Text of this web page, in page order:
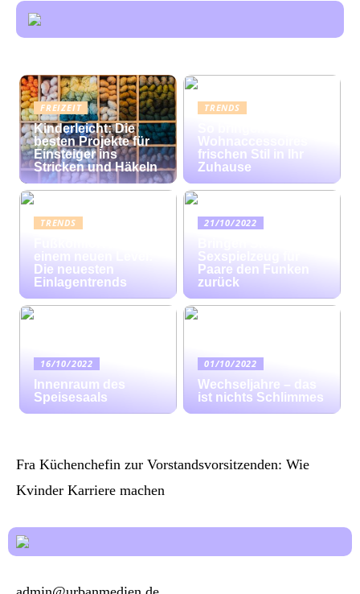
FREIZEIT
Kinderleicht: Die
besten Projekte für
Einsteiger ins
Stricken und Häkeln
TRENDS
Wohnaccessoires
frischen Stil in Ihr
Zuhause
TRENDS
einem neuen Level:
Die neuesten
Einlagentrends
21/10/2022
Sexspielzeug für
Paare den Funken
zurück
16/10/2022
Innenraum des
Speisesaals
01/10/2022
Wechseljahre – das
ist nichts Schlimmes
Fra Küchenchefin zur Vorstandsvorsitzenden: Wie
Kvinder Karriere machen